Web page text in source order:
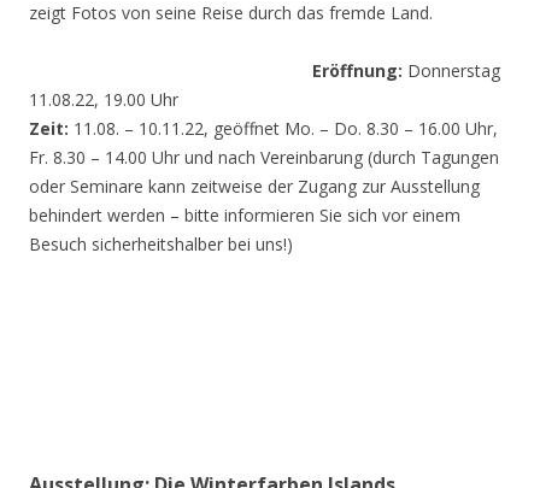
zeigt Fotos von seine Reise durch das fremde Land.
Eröffnung: Donnerstag
11.08.22, 19.00 Uhr
Zeit: 11.08. – 10.11.22, geöffnet Mo. – Do. 8.30 – 16.00 Uhr,
Fr. 8.30 – 14.00 Uhr und nach Vereinbarung (durch Tagungen
oder Seminare kann zeitweise der Zugang zur Ausstellung
behindert werden – bitte informieren Sie sich vor einem
Besuch sicherheitshalber bei uns!)